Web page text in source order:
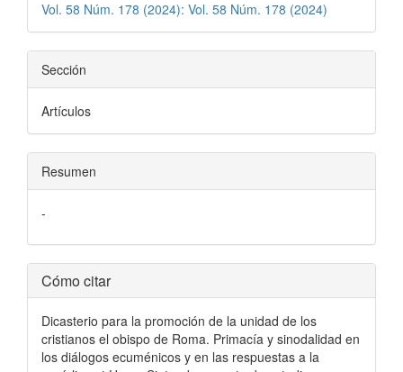
Vol. 58 Núm. 178 (2024): Vol. 58 Núm. 178 (2024)
Sección
Artículos
Resumen
-
Detalles
del
artículo
Cómo citar
Dicasterio para la promoción de la unidad de los
cristianos el obispo de Roma. Primacía y sinodalidad en
los diálogos ecuménicos y en las respuestas a la